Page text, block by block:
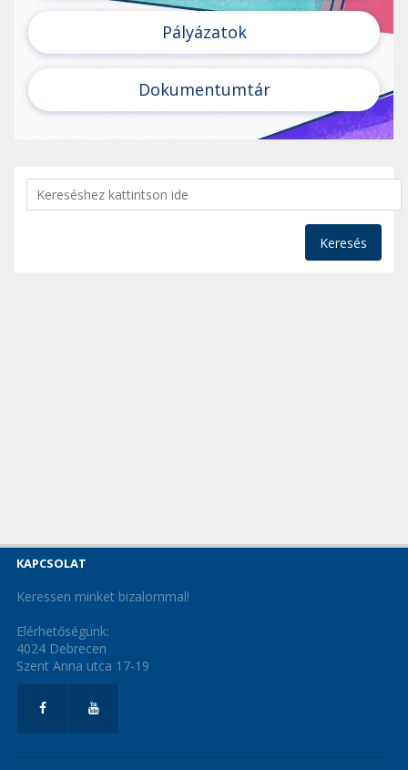
Pályázatok
Dokumentumtár
Keresés
KAPCSOLAT
Keressen minket bizalommal!
Elérhetőségünk:
4024 Debrecen
Szent Anna utca 17-19